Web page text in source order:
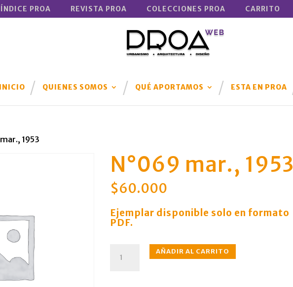
ÍNDICE PROA REVISTA PROA COLECCIONES PROA CARRITO
INICIO QUIENES SOMOS QUÉ APORTAMOS ESTA EN PROA
1953
N°069 mar., 1953
$60.000
Ejemplar disponible solo en formato
PDF.
mar.,
AÑADIR AL CARRITO